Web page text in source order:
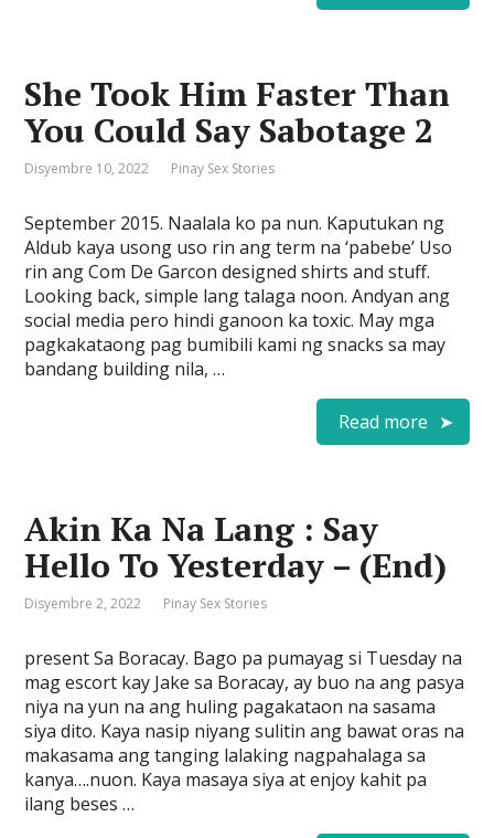
She Took Him Faster Than
You Could Say Sabotage 2
Disyembre 10, 2022 Pinay Sex Stories
September 2015. Naalala ko pa nun. Kaputukan ng
Aldub kaya usong uso rin ang term na ‘pabebe’ Uso
rin ang Com De Garcon designed shirts and stuff.
Looking back, simple lang talaga noon. Andyan ang
social media pero hindi ganoon ka toxic. May mga
pagkakataong pag bumibili kami ng snacks sa may
bandang building nila, …
Read more
Akin Ka Na Lang : Say
Hello To Yesterday – (End)
Disyembre 2, 2022 Pinay Sex Stories
present Sa Boracay. Bago pa pumayag si Tuesday na
mag escort kay Jake sa Boracay, ay buo na ang pasya
niya na yun na ang huling pagakataon na sasama
siya dito. Kaya nasip niyang sulitin ang bawat oras na
makasama ang tanging lalaking nagpahalaga sa
kanya….nuon. Kaya masaya siya at enjoy kahit pa
ilang beses …